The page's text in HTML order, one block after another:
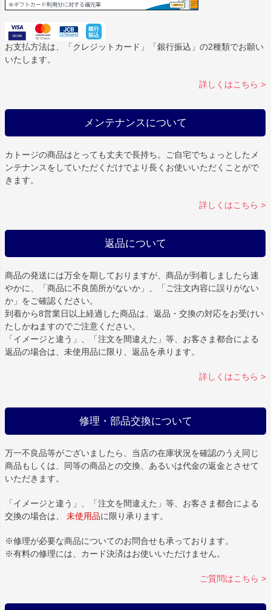
お支払方法は、「クレジットカード」「銀行振込」の2種類でお願い
いたします。
詳しくはこちら >
メンテナンスについて
カトージの商品はとっても丈夫で長持ち。ご自宅でちょっとしたメ
ンテナンスをしていただくだけでより長くお使いいただくことがで
きます。
詳しくはこちら >
返品について
商品の発送には万全を期しておりますが、商品が到着しましたら速
やかに、「商品に不良箇所がないか」、「ご注文内容に誤りがない
か」をご確認ください。
到着から8営業日以上経過した商品は、返品・交換の対応をお受けい
たしかねますのでご注意ください。
「イメージと違う」、「注文を間違えた」等、お客さま都合による
返品の場合は、未使用品に限り、返品を承ります。
詳しくはこちら >
修理・部品交換について
万一不良品等がございましたら、当店の在庫状況を確認のうえ同じ
商品もしくは、同等の商品との交換、あるいは代金の返金とさせて
いただきます。
「イメージと違う」、「注文を間違えた」等、お客さま都合による
交換の場合は、 未使用品に限り承ります。
※修理が必要な商品についてのお問合せも承っております。
※有料の修理には、カード決済はお使いいただけません。
ご質問はこちら >